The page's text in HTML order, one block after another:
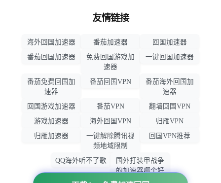
友情链接
海外回国加速器 番茄加速器
回国加速器
番茄回国加速器
免费回国游戏加
速器
一键回国加速器
番茄免费回国加
速器
番茄回国VPN
番茄海外回国加
速器
回国游戏加速器
番茄VPN
翻墙回国VPN
游戏加速器
海外回国VPN
归雁VPN
归雁加速器
一键解除腾讯视
频地域限制
回国VPN推荐
QQ海外听不了歌
国外打装甲战争
的加速器哪个好
用